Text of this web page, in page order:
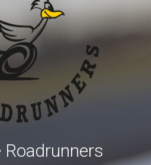
Roadrunners